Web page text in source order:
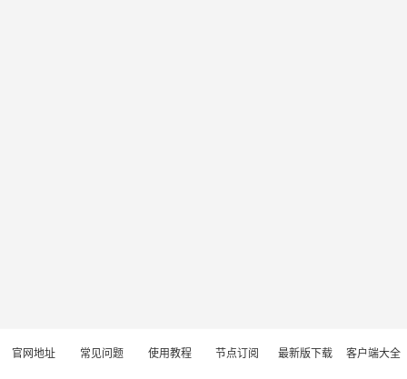
官网地址 常见问题 使用教程 节点订阅 最新版下载 客户端大全